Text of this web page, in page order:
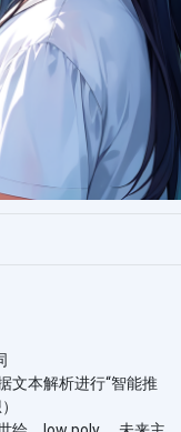
文本解析进行“智能推